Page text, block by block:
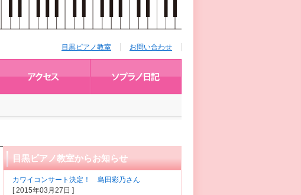
目黒ピアノ教室 お問い合わせ
目黒ピアノ教室からお知らせ
カワイコンサート決定！ 島田彩乃さん
[ 2015年03月27日 ]